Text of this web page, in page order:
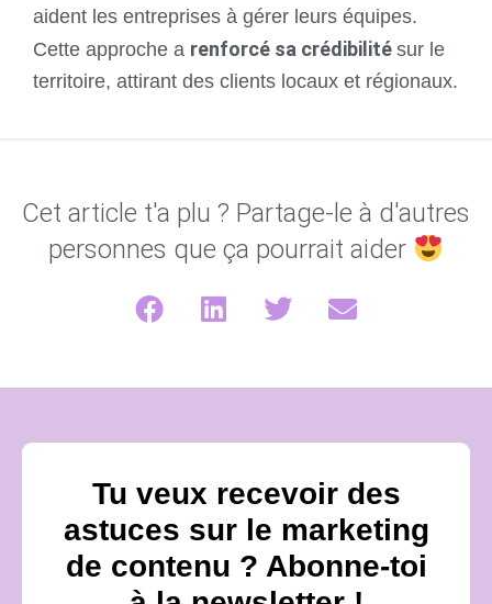
aident les entreprises à gérer leurs équipes.
Cette approche a renforcé sa crédibilité sur le
territoire, attirant des clients locaux et régionaux.
Cet article t'a plu ? Partage-le à d'autres
personnes que ça pourrait aider
Tu veux recevoir des
astuces sur le marketing
de contenu ? Abonne-toi